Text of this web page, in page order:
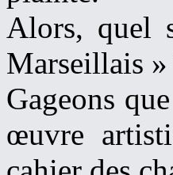
Alors, quel
Marseillais »
Gageons
œuvre